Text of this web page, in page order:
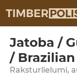
Jatoba /
/
Raksturlielumi,